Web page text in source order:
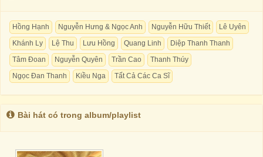
Hồng Hạnh Nguyễn Hưng & Ngọc Anh Nguyễn Hữu Thiết
Lê Uyên
Khánh Ly
Lệ Thu Lưu Hồng Quang Linh
Diệp Thanh Thanh
Tâm Đoan
Nguyễn Quyên Trần Cao
Thanh Thúy
Ngọc Đan Thanh
Kiều Nga Tất Cả Các Ca Sĩ
Bài hát có trong album/playlist